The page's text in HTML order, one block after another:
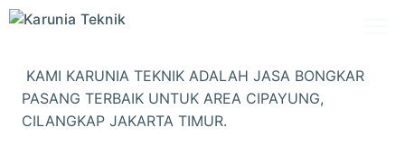
Skip
KAMI KARUNIA TEKNIK ADALAH JASA BONGKAR
PASANG TERBAIK UNTUK AREA CIPAYUNG,
CILANGKAP JAKARTA TIMUR.